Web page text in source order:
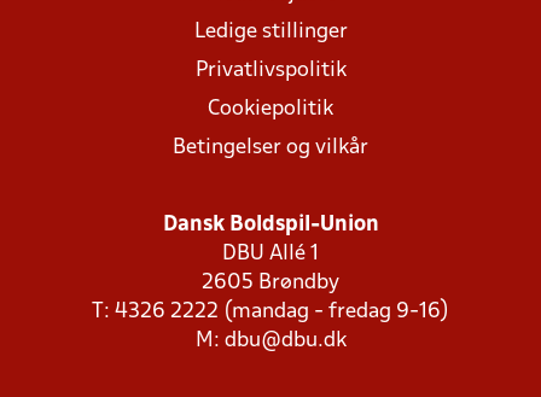
Ledige stillinger
Privatlivspolitik
Cookiepolitik
Betingelser og vilkår
Dansk Boldspil-Union
DBU Allé 1
2605 Brøndby
T: 4326 2222 (mandag - fredag 9-16)
M: dbu@dbu.dk